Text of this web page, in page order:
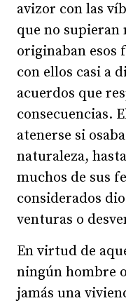
avizor con las
que no supieran
originaban esos
con ellos casi a
acuerdos que
consecuencias.
atenerse si
naturaleza,
muchos de sus
considerados
venturas o
En virtud de
ningún hombre
jamás una